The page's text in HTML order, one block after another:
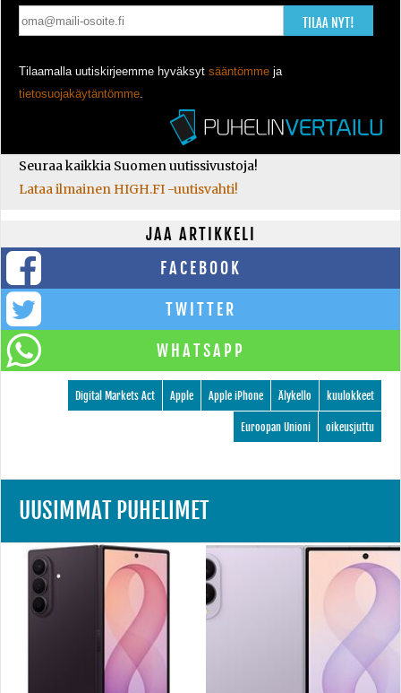
TILAA NYT!
Tilaamalla uutiskirjeemme hyväksyt sääntömme ja
tietosuojakäytäntömme.
Seuraa kaikkia Suomen uutissivustoja!
Lataa ilmainen HIGH.FI -uutisvahti!
JAA ARTIKKELI
FACEBOOK
TWITTER
WHATSAPP
kuulokkeet
Älykello
Apple iPhone
Apple
Digital Markets Act
oikeusjuttu
Euroopan Unioni
UUSIMMAT PUHELIMET